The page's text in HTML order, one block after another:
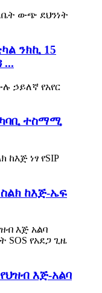
ንክኪ 15
...
ተስማሚ
ከእጅ-ኤፍ
እጅ-አልባ